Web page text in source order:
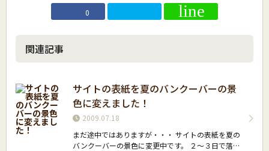
0
関連記事
サイトの表紙を夏のバンクーバーの景
色に変えました！
2009.07.18
まだ途中ではありますが・・・ サイトの表紙を夏の
バンクーバーの景色に変更中です。 ２〜３日で落…